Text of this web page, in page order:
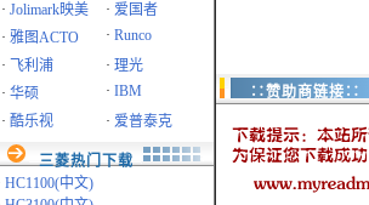
· Jolimark映美 · 爱国者
· 雅图ACTO · Runco
·
飞利浦 · 理光
· 华硕 · IBM
· 酷乐视 · 爱普泰克
三菱热门下载
HC1100(中文)
∷赞助商链接∷